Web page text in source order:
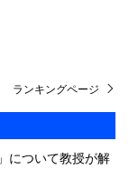
について教授が解
ランキングページ